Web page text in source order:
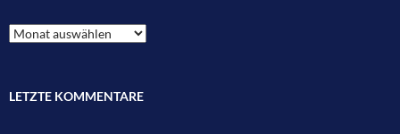
Archiv
LETZTE KOMMENTARE